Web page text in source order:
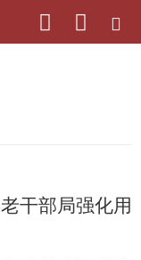
干部局强化用